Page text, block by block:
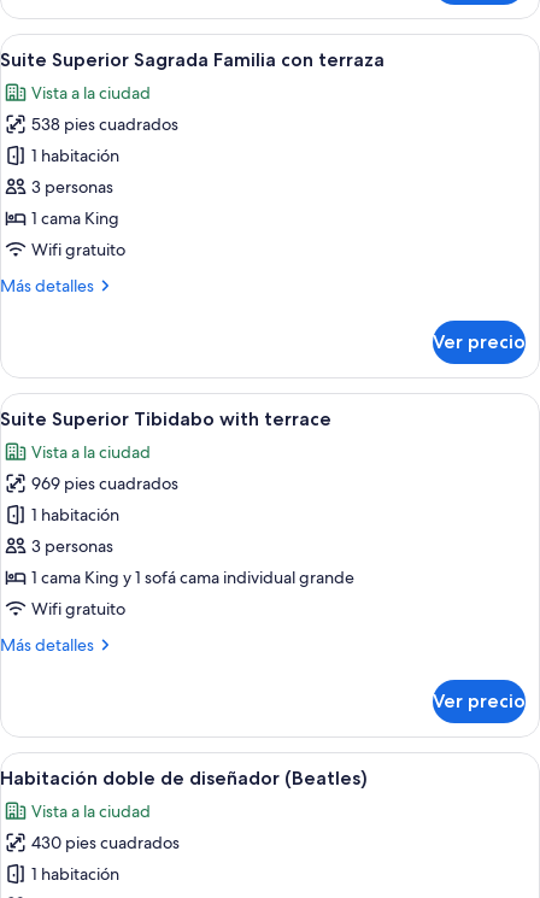
doble
urbana,
vista
la
ciudad
Abrir
todas
las
fotos
de
Suite
Superior
Sagrada
Familia
con
Una habitación de hotel con una
11
Suite Superior Sagrada Familia con terraza
Vista a la ciudad
538 pies cuadrados
1 habitación
3 personas
1 cama King
Wifi gratuito
Más detalles
Más
Superior
Sagrada
Familia
terraza
Ver precio
Abrir
todas
las
fotos
de
Suite
Superior
Tibidabo
terrace
Habitación de hotel con una cama
13
Suite Superior Tibidabo with terrace
Vista a la ciudad
969 pies cuadrados
1 habitación
3 personas
1 cama King y 1 sofá cama individual grande
Wifi gratuito
Más detalles
Más
Superior
Tibidabo
with
Ver precio
Abrir
todas
las
fotos
de
Habitación de hotel con una cama
9
Habitación doble de diseñador (Beatles)
Vista a la ciudad
430 pies cuadrados
1 habitación